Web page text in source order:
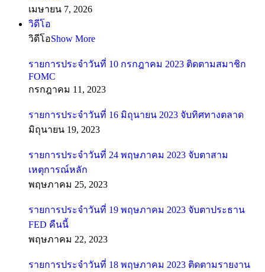
เมษายน 7, 2026
วิดีโอ
วิดีโอShow More
รายการประจำวันที่ 10 กรกฎาคม 2023 ติดตามสมาชิก
FOMC
กรกฎาคม 11, 2023
รายการประจำวันที่ 16 มิถุนายน 2023 จับทิศทางตลาด
มิถุนายน 19, 2023
รายการประจำวันที่ 24 พฤษภาคม 2023 จับตาสาม
เหตุการณ์หลัก
พฤษภาคม 25, 2023
รายการประจำวันที่ 19 พฤษภาคม 2023 จับตาประธาน
FED คืนนี้
พฤษภาคม 22, 2023
รายการประจำวันที่ 18 พฤษภาคม 2023 ติดตามรายงาน